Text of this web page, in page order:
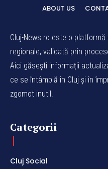
ABOUT US
Cluj-News.ro este o
regionale, validată prin
Aici găsești informații
ce se întâmplă în Cluj și în
zgomot inutil.
Categorii
Cluj Social